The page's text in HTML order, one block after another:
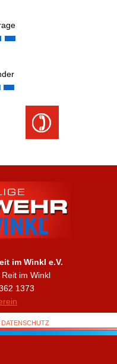
im Winkl e.V.
im Winkl
1373
DATENSCHUTZ